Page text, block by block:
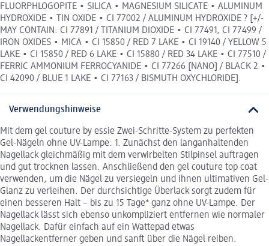
FLUORPHLOGOPITE • SILICA • MAGNESIUM SILICATE • ALUMINUM
HYDROXIDE • TIN OXIDE • CI 77002 / ALUMINUM HYDROXIDE ? [+/-
MAY CONTAIN: CI 77891 / TITANIUM DIOXIDE • CI 77491, CI 77499 /
IRON OXIDES • MICA • CI 15850 / RED 7 LAKE • CI 19140 / YELLOW 5
LAKE • CI 15850 / RED 6 LAKE • CI 15880 / RED 34 LAKE • CI 77510 /
FERRIC AMMONIUM FERROCYANIDE • CI 77266 [NANO] / BLACK 2 •
CI 42090 / BLUE 1 LAKE • CI 77163 / BISMUTH OXYCHLORIDE].
Verwendungshinweise
Mit dem gel couture by essie Zwei-Schritte-System zu perfekten
Gel-Nägeln ohne UV-Lampe: 1. Zunächst den langanhaltenden
Nagellack gleichmäßig mit dem verwirbelten Stilpinsel auftragen
und gut trocknen lassen. Anschließend den gel couture top coat
verwenden, um die Nägel zu versiegeln und ihnen ultimativen Gel-
Glanz zu verleihen. Der durchsichtige Überlack sorgt zudem für
einen besseren Halt – bis zu 15 Tage* ganz ohne UV-Lampe. Der
Nagellack lässt sich ebenso unkompliziert entfernen wie normaler
Nagellack. Dafür einfach auf ein Wattepad etwas
Nagellackentferner geben und sanft über die Nägel reiben.